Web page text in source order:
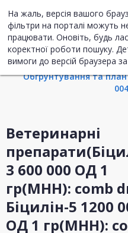
На жаль, версія вашого
фільтри на порталі можуть
працювати. Оновіть, будь
коректної роботи пошуку.
вимоги до версій браузера за
Обгрунтування та план
Ветеринарні
3 600 000 ОД 1
гр(МНН): сomb
Біцилін-5 1200
ОД 1 гр(МНН):